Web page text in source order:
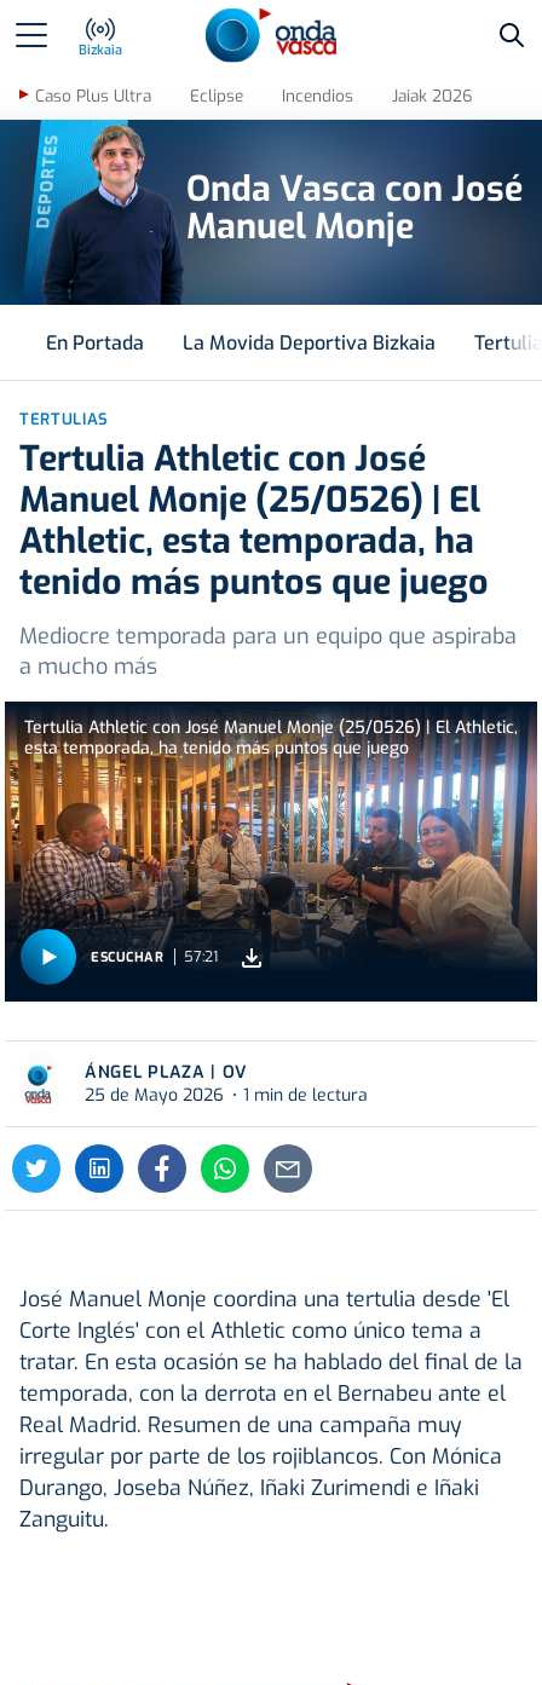
Bizkaia
Caso Plus Ultra Eclipse Incendios Jaiak 2026
DEPORTES
Onda Vasca con José
Manuel Monje
En Portada La Movida Deportiva Bizkaia
TERTULIAS
Tertulia Athletic con José
Manuel Monje (25/0526) | El
Athletic, esta temporada, ha
tenido más puntos que juego
Mediocre temporada para un equipo que aspiraba
a mucho más
Tertulia Athletic con José Manuel Monje (25/0526) | El Athletic,
esta temporada, ha tenido más puntos que juego
ESCUCHAR 57:21
ÁNGEL PLAZA | OV
25 de Mayo 2026
1 min de lectura
José Manuel Monje coordina una tertulia desde 'El
Corte Inglés' con el Athletic como único tema a
tratar. En esta ocasión se ha hablado del final de la
temporada, con la derrota en el Bernabeu ante el
Real Madrid. Resumen de una campaña muy
irregular por parte de los rojiblancos. Con Mónica
Durango, Joseba Núñez, Iñaki Zurimendi e Iñaki
Zanguitu.